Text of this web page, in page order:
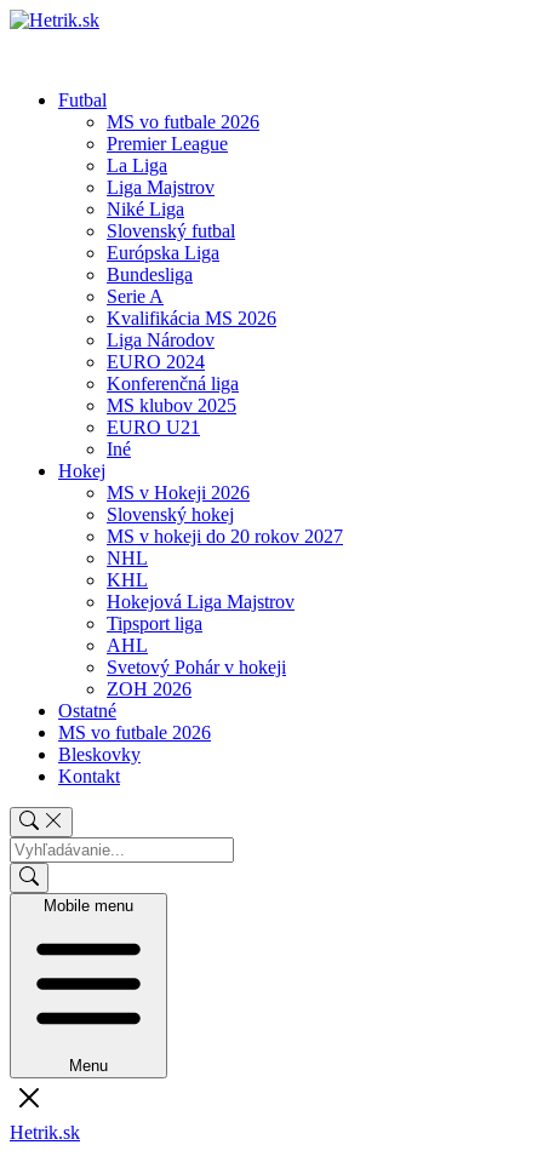
Futbal
MS vo futbale 2026
Premier League
La Liga
Liga Majstrov
Niké Liga
Slovenský futbal
Európska Liga
Bundesliga
Serie A
Kvalifikácia MS 2026
Liga Národov
EURO 2024
Konferenčná liga
MS klubov 2025
EURO U21
Iné
Hokej
MS v Hokeji 2026
Slovenský hokej
MS v hokeji do 20 rokov 2027
NHL
KHL
Hokejová Liga Majstrov
Tipsport liga
AHL
Svetový Pohár v hokeji
ZOH 2026
Ostatné
MS vo futbale 2026
Bleskovky
Kontakt
Mobile menu
Menu
Hetrik.sk